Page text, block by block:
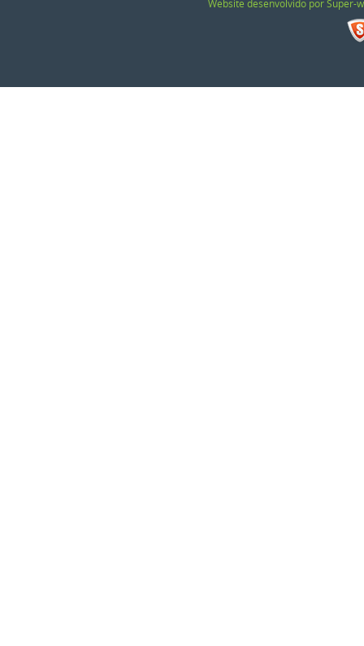
Website desenvolvido por Super-